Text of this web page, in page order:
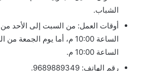
الشباب.
الساعة 10:00 م.
رقم الهاتف: 9689889349.